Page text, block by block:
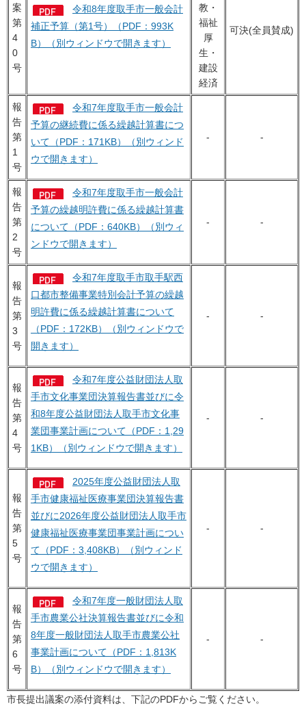
案
第
4
0
号
令和8年度取手市一般会計
補正予算（第1号）（PDF：993K
B）（別ウィンドウで開きます）
教・
福祉
厚
生・
建設
経済
可決(全員賛成)
報
告
第
1
号
令和7年度取手市一般会計
予算の継続費に係る繰越計算書につ
いて（PDF：171KB）（別ウィンド
ウで開きます）
- -
報
告
第
2
号
令和7年度取手市一般会計
予算の繰越明許費に係る繰越計算書
について（PDF：640KB）（別ウィ
ンドウで開きます）
- -
報
告
第
3
号
令和7年度取手市取手駅西
口都市整備事業特別会計予算の繰越
明許費に係る繰越計算書について
（PDF：172KB）（別ウィンドウで
開きます）
- -
報
告
第
4
号
令和7年度公益財団法人取
手市文化事業団決算報告書並びに令
和8年度公益財団法人取手市文化事
業団事業計画について（PDF：1,29
1KB）（別ウィンドウで開きます）
- -
報
告
第
5
号
2025年度公益財団法人取
手市健康福祉医療事業団決算報告書
並びに2026年度公益財団法人取手市
健康福祉医療事業団事業計画につい
て（PDF：3,408KB）（別ウィンド
ウで開きます）
- -
報
告
第
6
号
令和7年度一般財団法人取
手市農業公社決算報告書並びに令和
8年度一般財団法人取手市農業公社
事業計画について（PDF：1,813K
B）（別ウィンドウで開きます）
- -
市長提出議案の添付資料は、下記のPDFからご覧ください。